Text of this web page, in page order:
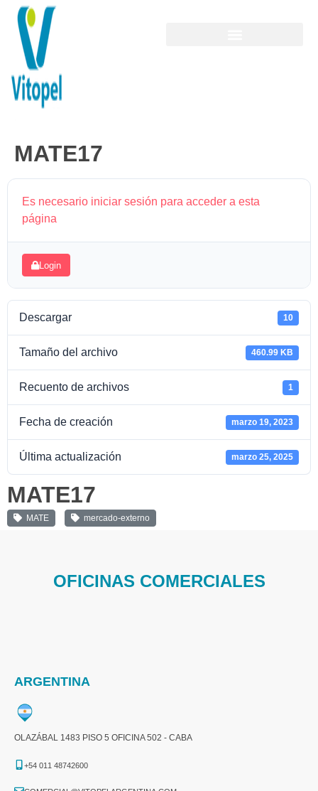
MATE17
Es necesario iniciar sesión para acceder a esta
página
Login
Descargar 10
Tamaño del archivo 460.99 KB
Recuento de archivos 1
Fecha de creación marzo 19, 2023
Última actualización marzo 25, 2025
MATE17
MATE mercado-externo
OFICINAS COMERCIALES
ARGENTINA
OLAZÁBAL 1483 PISO 5 OFICINA 502 - CABA
+54 011 48742600​